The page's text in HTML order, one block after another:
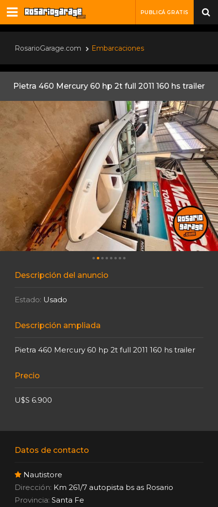
PUBLICÁ GRATIS
RosarioGarage.com Embarcaciones
Pietra 460 Mercury 60 hp 2t full 2011 160 hs trailer
Descripción del anuncio
Estado: Usado
Descripción ampliada
Pietra 460 Mercury 60 hp 2t full 2011 160 hs trailer
Precio
U$S 6.900
Datos de contacto
Nautistore
Dirección: Km 261/7 autopista bs as Rosario
Provincia: Santa Fe